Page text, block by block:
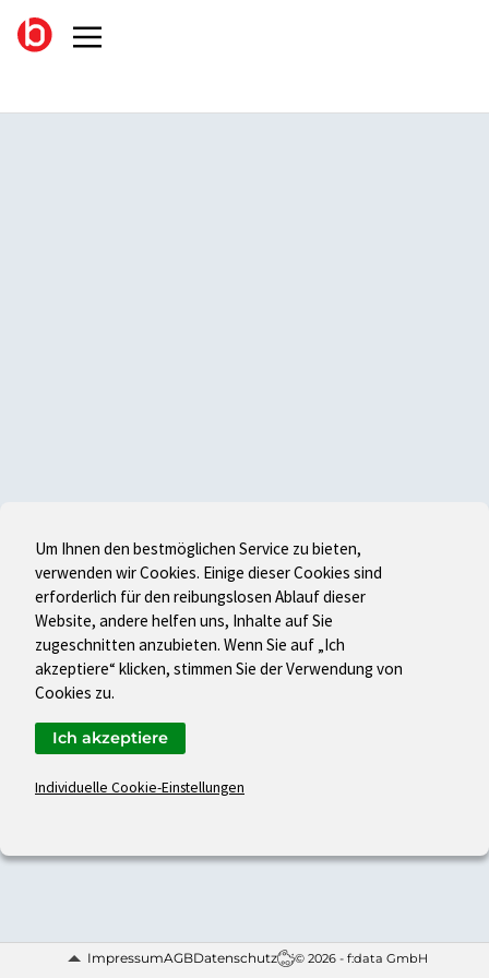
ImpressumAGBDatenschutz © 2026 - f:data GmbH
Um Ihnen den bestmöglichen Service zu bieten,
verwenden wir Cookies. Einige dieser Cookies sind
erforderlich für den reibungslosen Ablauf dieser
Website, andere helfen uns, Inhalte auf Sie
zugeschnitten anzubieten. Wenn Sie auf „Ich
akzeptiere“ klicken, stimmen Sie der Verwendung von
Cookies zu.
Individuelle Cookie-Einstellungen
Ich akzeptiere